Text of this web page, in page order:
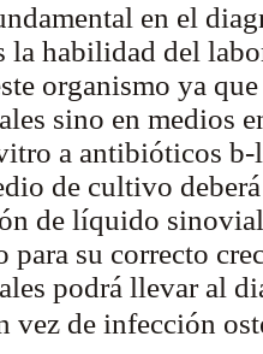
en el
la habilidad del
organismo ya
sino en medios
a antibióticos b-
de cultivo
de líquido
para su correcto
podrá llevar al
vez de infección